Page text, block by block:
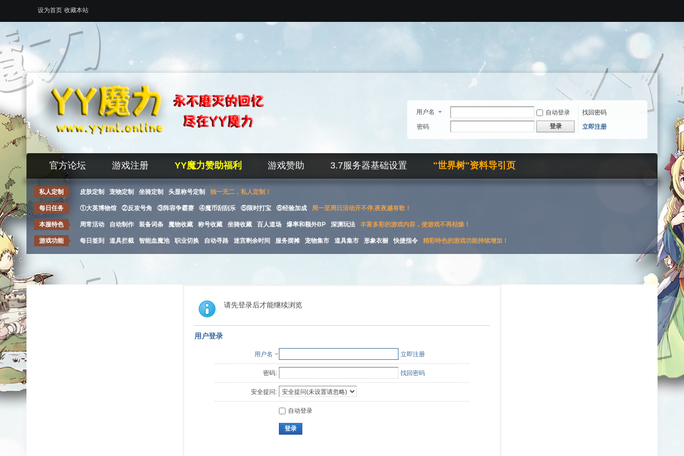
设为首页 收藏本站
用户名 自动登录
找回密码
密码
登录 立即注册
官方论坛 游戏注册 YY魔力赞助福利 游戏赞助 3.7服务器基础设置 "世界树"资料导引页
私人定制 皮肤定制 宠物定制 坐骑定制 头显称号定制 独一无二，私人定制！
每日任务 ①大英博物馆 ②反攻号角 ③阵容争霸赛 ④魔币刮刮乐 ⑤限时打宝 ⑥经验加成 周一至周日活动开不停,夜夜越有歌！
本服特色 周常活动 自动制作 装备词条 魔物收藏 称号收藏 坐骑收藏 百人道场 爆率和额外BP 深渊玩法 丰富多彩的游戏内容，使游戏不再枯燥！
游戏功能 每日签到 道具拦截 智能血魔池 职业切换 自动寻路 迷宫剩余时间 服务摆摊 宠物集市 道具集市 形象衣橱 快捷指令 精彩特色的游戏功能持续增加！
请先登录后才能继续浏览
用户登录
用户名 立即注册
密码: 找回密码
安全提问:
自动登录
登录